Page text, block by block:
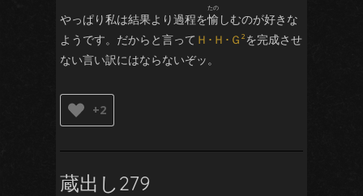
やっぱり私は結果より過程を愉 しむのが好きな
ようです。だからと言って Ｈ･Ｈ･Ｇ²を完成させ
ない言い訳にはならないぞッ。
+2
蔵出し279